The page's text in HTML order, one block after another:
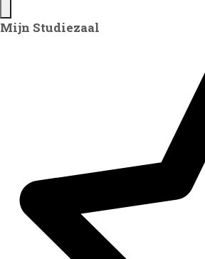
Mijn Studiezaal